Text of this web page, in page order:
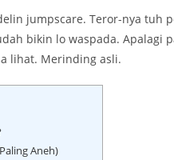
jumpscare. Teror-nya tuh
bikin lo waspada. Apalagi
lihat. Merinding asli.
Aneh)